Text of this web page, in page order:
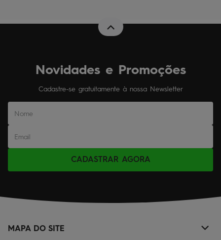
Novidades e Promoções
Cadastre-se gratuitamente à nossa Newsletter
CADASTRAR AGORA
MAPA DO SITE